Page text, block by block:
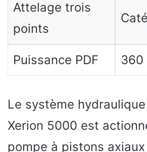
Attelage trois
points
Puissance PDF 360
Le système
Xerion 5000 est
pompe à pistons